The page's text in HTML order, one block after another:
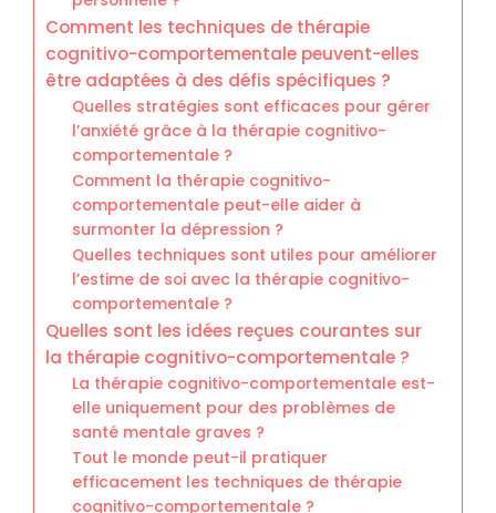
Comment les techniques de thérapie
cognitivo-comportementale peuvent-elles
être adaptées à des défis spécifiques ?
Quelles stratégies sont efficaces pour gérer
l’anxiété grâce à la thérapie cognitivo-
comportementale ?
Comment la thérapie cognitivo-
comportementale peut-elle aider à
surmonter la dépression ?
Quelles techniques sont utiles pour améliorer
l’estime de soi avec la thérapie cognitivo-
comportementale ?
Quelles sont les idées reçues courantes sur
la thérapie cognitivo-comportementale ?
La thérapie cognitivo-comportementale est-
elle uniquement pour des problèmes de
santé mentale graves ?
Tout le monde peut-il pratiquer
efficacement les techniques de thérapie
cognitivo-comportementale ?